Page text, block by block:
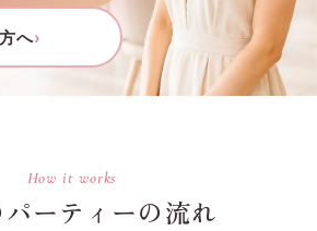
へ›
How it works
ーティーの流れ